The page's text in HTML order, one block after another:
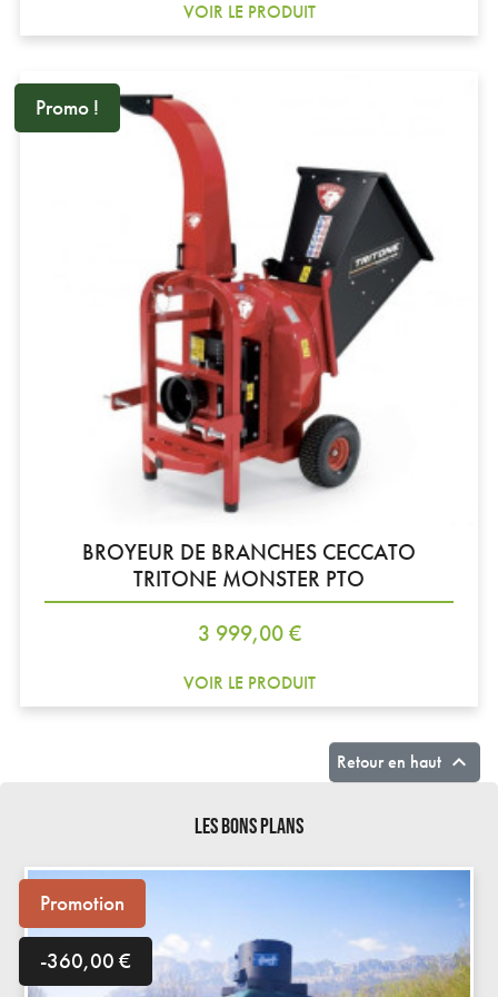
LES BONS PLANS
Promotion
-360,00 €
VOIR LE PRODUIT
BROYEUR DE BRANCHES CECCATO
TRITONE MONSTER PTO
Prix
3 999,00 €
VOIR LE PRODUIT
Promo !
Retour en haut 